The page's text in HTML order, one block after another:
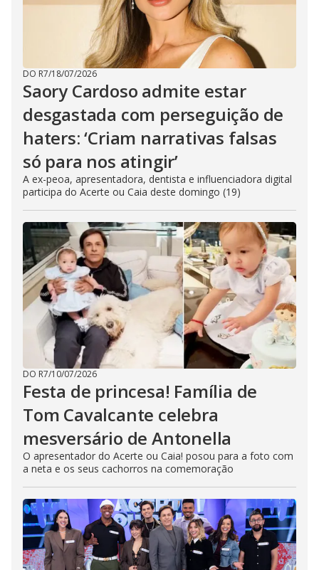
DO R7/18/07/2026
Saory Cardoso admite estar
desgastada com perseguição de
haters: ‘Criam narrativas falsas
só para nos atingir’
A ex-peoa, apresentadora, dentista e influenciadora digital
participa do Acerte ou Caia deste domingo (19)
DO R7/10/07/2026
Festa de princesa! Família de
Tom Cavalcante celebra
mesversário de Antonella
O apresentador do Acerte ou Caia! posou para a foto com
a neta e os seus cachorros na comemoração